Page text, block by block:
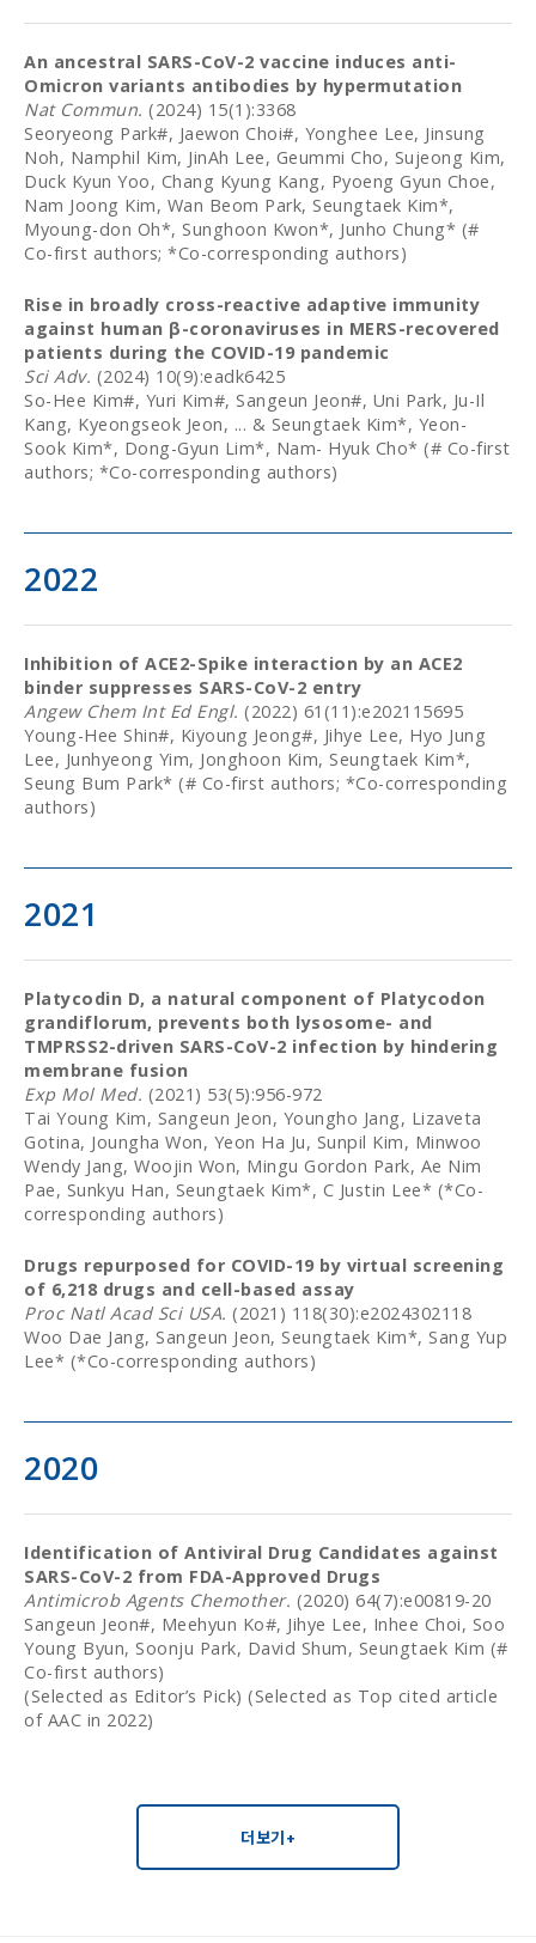
An ancestral SARS-CoV-2 vaccine induces anti-
Omicron variants antibodies by hypermutation
Nat Commun. (2024) 15(1):3368
Seoryeong Park#, Jaewon Choi#, Yonghee Lee, Jinsung
Noh, Namphil Kim, JinAh Lee, Geummi Cho, Sujeong Kim,
Duck Kyun Yoo, Chang Kyung Kang, Pyoeng Gyun Choe,
Nam Joong Kim, Wan Beom Park, Seungtaek Kim*,
Myoung-don Oh*, Sunghoon Kwon*, Junho Chung* (#
Co-first authors; *Co-corresponding authors)
Rise in broadly cross-reactive adaptive immunity
against human β-coronaviruses in MERS-recovered
patients during the COVID-19 pandemic
Sci Adv. (2024) 10(9):eadk6425
So-Hee Kim#, Yuri Kim#, Sangeun Jeon#, Uni Park, Ju-Il
Kang, Kyeongseok Jeon, ... & Seungtaek Kim*, Yeon-
Sook Kim*, Dong-Gyun Lim*, Nam- Hyuk Cho* (# Co-first
authors; *Co-corresponding authors)
2022
Inhibition of ACE2-Spike interaction by an ACE2
binder suppresses SARS-CoV-2 entry
Angew Chem Int Ed Engl. (2022) 61(11):e202115695
Young-Hee Shin#, Kiyoung Jeong#, Jihye Lee, Hyo Jung
Lee, Junhyeong Yim, Jonghoon Kim, Seungtaek Kim*,
Seung Bum Park* (# Co-first authors; *Co-corresponding
authors)
2021
Platycodin D, a natural component of Platycodon
grandiflorum, prevents both lysosome- and
TMPRSS2-driven SARS-CoV-2 infection by hindering
membrane fusion
Exp Mol Med. (2021) 53(5):956-972
Tai Young Kim, Sangeun Jeon, Youngho Jang, Lizaveta
Gotina, Joungha Won, Yeon Ha Ju, Sunpil Kim, Minwoo
Wendy Jang, Woojin Won, Mingu Gordon Park, Ae Nim
Pae, Sunkyu Han, Seungtaek Kim*, C Justin Lee* (*Co-
corresponding authors)
Drugs repurposed for COVID-19 by virtual screening
of 6,218 drugs and cell-based assay
Proc Natl Acad Sci USA. (2021) 118(30):e2024302118
Woo Dae Jang, Sangeun Jeon, Seungtaek Kim*, Sang Yup
Lee* (*Co-corresponding authors)
2020
Identification of Antiviral Drug Candidates against
SARS-CoV-2 from FDA-Approved Drugs
Antimicrob Agents Chemother. (2020) 64(7):e00819-20
Sangeun Jeon#, Meehyun Ko#, Jihye Lee, Inhee Choi, Soo
Young Byun, Soonju Park, David Shum, Seungtaek Kim (#
Co-first authors)
(Selected as Editor’s Pick) (Selected as Top cited article
of AAC in 2022)
더보기+